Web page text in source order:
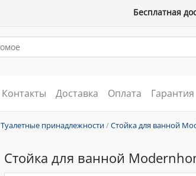
Бесплатная
Контакты Доставка Оплата Гарантия
Туалетные принадлежности/Стойка для ванной
Стойка для ванной